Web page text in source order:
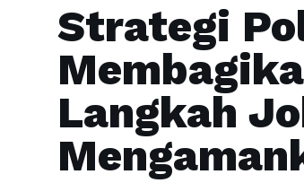
Strategi
Langkah